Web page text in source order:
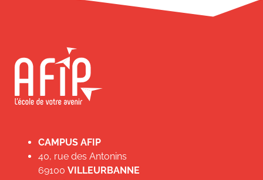
CAMPUS AFIP
40, rue des Antonins
69100 VILLEURBANNE